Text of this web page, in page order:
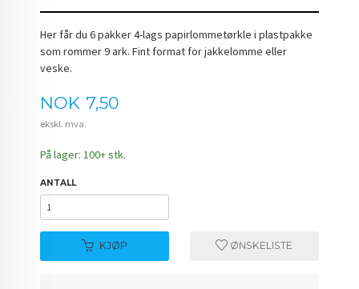
Her får du 6 pakker 4-lags papirlommetørkle i plastpakke
som rommer 9 ark. Fint format for jakkelomme eller
veske.
Pris
NOK 7,50
ekskl. mva.
På lager: 100+ stk.
ANTALL
KJØP ØNSKELISTE